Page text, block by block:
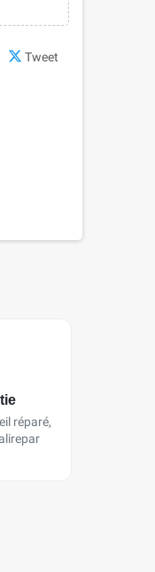
Tweet
réparé,